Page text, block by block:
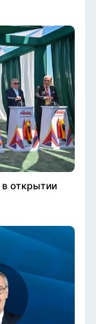
открытии